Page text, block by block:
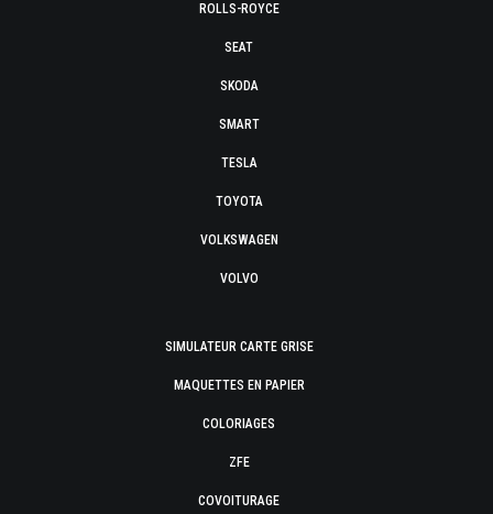
ROLLS-ROYCE
SEAT
SKODA
SMART
TESLA
TOYOTA
VOLKSWAGEN
VOLVO
SIMULATEUR CARTE GRISE
MAQUETTES EN PAPIER
COLORIAGES
ZFE
COVOITURAGE